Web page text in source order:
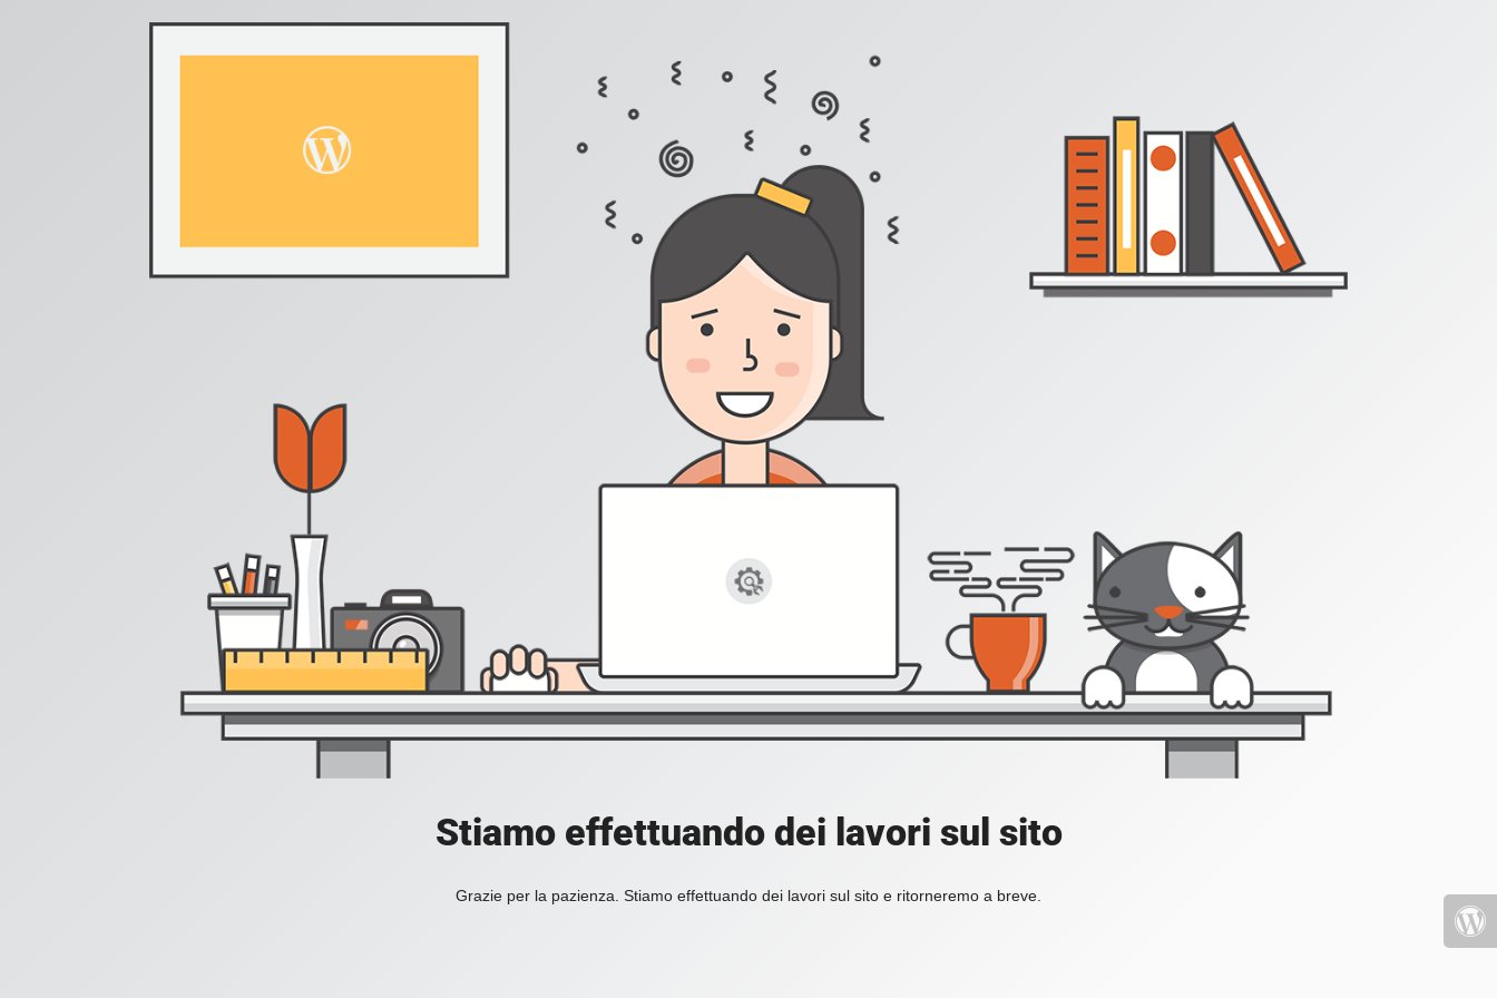
Stiamo effettuando dei lavori sul sito
Grazie per la pazienza. Stiamo effettuando dei lavori sul sito e ritorneremo a breve.